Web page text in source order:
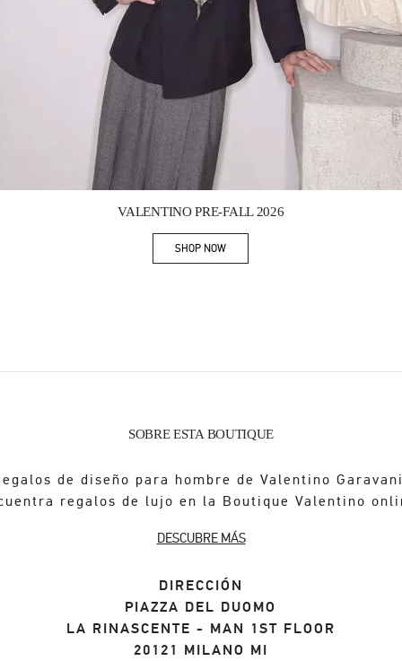
VALENTINO PRE-FALL 2026
SHOP NOWLink Opens in New Tab
SOBRE ESTA BOUTIQUE
de diseño para hombre de Valentino
regalos de lujo en la Boutique Valentino
DESCUBRE MÁS
DIRECCIÓN
PIAZZA DEL DUOMO
LA RINASCENTE - MAN 1ST FLOOR
20121 MILANO MI